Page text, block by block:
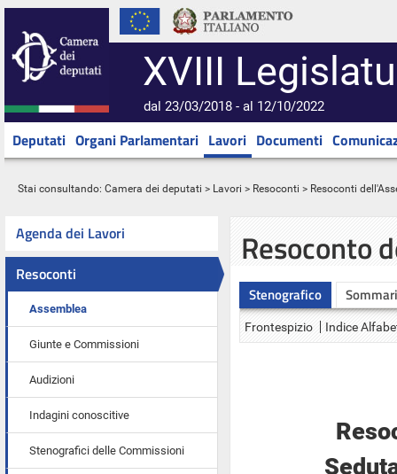
XVIII
dal 23/03/2018 - al 12/10/2022
Deputati Organi Parlamentari Lavori Documenti
Stai consultando: Camera dei deputati > Lavori > Resoconti > Resoconti
Agenda dei Lavori
Resoconti
Assemblea
Giunte e Commissioni
Audizioni
Indagini conoscitive
Stenografici delle Commissioni
Resoconto
Stenografico
Frontespizio Indice